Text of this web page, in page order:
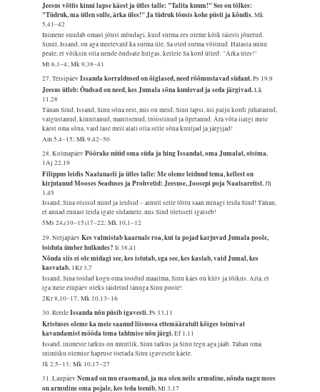
Jeesus võttis kinni lapse käest ja ütles talle: "Talita kuum!" See on tõlkes:
"Tüdruk, ma ütlen sulle, ärka üles!" Ja tüdruk tõusis kohe püsti ja kõndis.Mk
5,41–42
Inimene suudab omast jõust mõndagi, kuid surma ees oleme kõik täiesti jõuetud.
Sinul, Issand, on aga meelevald ka surma üle, Sa oled surma võitnud. Halasta minu
peale, et võiksin olla nende õndsate hulgas, kellele Sa kord ütled: "Ärka üles!"
Mt 6,1–4; Mk 9,38–41
27. TeisipäevIssanda korraldused on õiglased, need rõõmustavad südant.Ps 19,9
Jeesus ütleb: Õndsad on need, kes Jumala sõna kuulevad ja seda järgivad.Lk
11,28
Tänan Sind, Issand, Sinu sõna eest, mis on meid, Sinu lapsi, nii palju kordi juhatanud,
valgustanud, kinnitanud, manitsenud, trööstinud ja õpetanud. Ära võta iialgi meie
käest oma sõna, vaid lase meil alati olla selle sõna kuuljad ja järgijad!
Am 5,4–15; Mk 9,42–50
28. KolmapäevPöörake nüüd oma süda ja hing Issandat, oma Jumalat, otsima.
1Aj 22,19
Filippus leidis Naatanaeli ja ütles talle: Me oleme leidnud tema, kellest on
kirjutanud Mooses Seaduses ja Prohvetid: Jeesuse, Joosepi poja Naatsaretist.Jh
1,45
Issand, Sina otsisid mind ja leidsid – ainult selle tõttu saan minagi leida Sind! Tänan,
et annad ennast leida igale südamele, mis Sind tõeliselt igatseb!
5Ms 24,(10–15)17–22; Mk 10,1–12
29. NeljapäevKes valmistab kaarnale roa, kui ta pojad karjuvad Jumala poole,
toiduta ümber hulkudes?Ii 38,41
Nõnda siis ei ole midagi see, kes istutab, ega see, kes kastab, vaid Jumal, kes
kasvatab. 1Kr 3,7
Issand, Sina toidad kogu oma loodud maailma, Sinu käes on külv ja lõikus. Aita, et
iga meie elupäev oleks täidetud tänuga Sinu poole!
2Kr 8,10–17; Mk 10,13–16
30. ReedeIssanda nõu püsib igavesti.Ps 33,11
Kristuses oleme ka meie saanud liisuosa ettemääratult kõiges toimivat
kavandamist mööda tema tahtmise nõu järgi.Ef 1,11
Issand, inimeste tarkus on muutlik, Sinu tarkus ja Sinu tegu aga jääb. Tahan oma
inimliku olemise hapruse toetada Sinu igavesele käele.
Jk 2,5–13; Mk 10,17–27
31. LaupäevNemad on mu eraomand, ja ma olen neile armuline, nõnda nagu mees
on armuline oma pojale, kes teda teenib.Ml 3,17